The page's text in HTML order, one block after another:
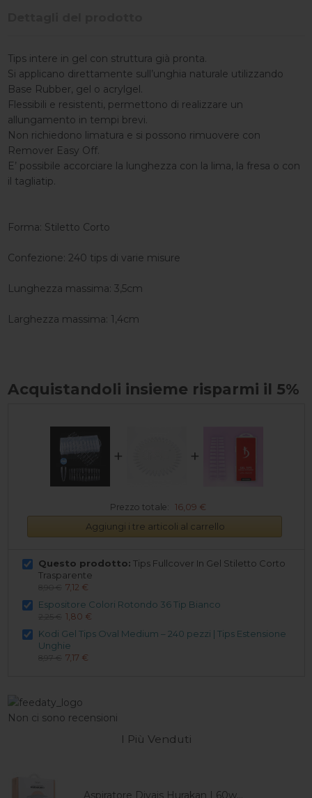
Tips intere in gel con struttura già pronta.
Si applicano direttamente sull’unghia naturale utilizzando
Base Rubber, gel o acrylgel.
Flessibili e resistenti, permettono di realizzare un
allungamento in tempi brevi.
Non richiedono limatura e si possono rimuovere con
Remover Easy Off.
E’ possibile accorciare la lunghezza con la lima, la fresa o con
il tagliatip.
Forma: Stiletto Corto
Confezione: 240 tips di varie misure
Lunghezza massima: 3,5cm
Larghezza massima: 1,4cm
Acquistandoli insieme risparmi il 5%
+ +
Prezzo totale: 16,09 €
Aggiungi i tre articoli al carrello
Questo prodotto: Tips Fullcover In Gel Stiletto Corto
Trasparente
7,12 €
Espositore Colori Rotondo 36 Tip Bianco
1,80 €
Kodi Gel Tips Oval Medium – 240 pezzi | Tips Estensione
Unghie
7,17 €
Non ci sono recensioni
I Più Venduti
Aspiratore Divais Hurakan I 60w...